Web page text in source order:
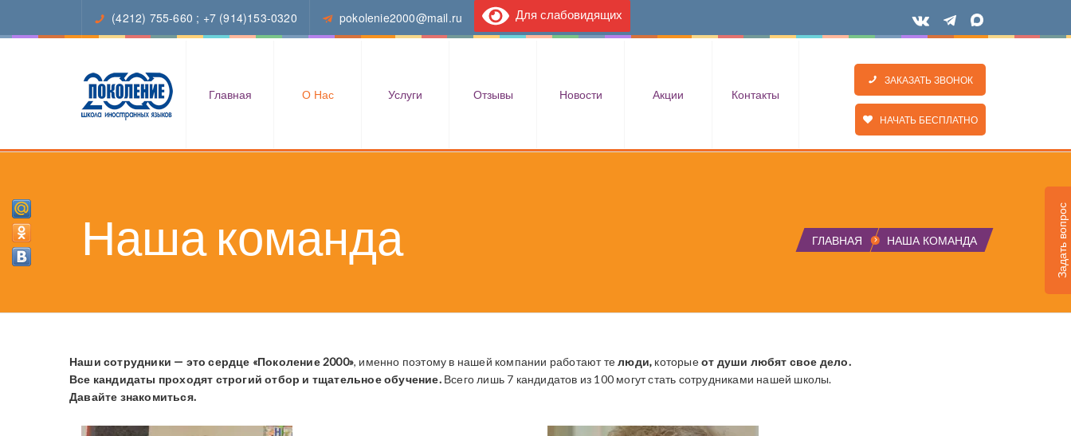
(4212) 755-660 ; +7 (914)153-0320 pokolenie2000@mail.ru Для слабовидящих
Главная О Нас Услуги Отзывы Новости Акции Контакты
ЗАКАЗАТЬ ЗВОНОК
НАЧАТЬ БЕСПЛАТНО
Наша команда ГЛАВНАЯ НАША КОМАНДА
Наши сотрудники — это сердце «Поколение 2000», именно поэтому в нашей компании работают телюди, которыеот души любят свое дело.
Все кандидаты проходят строгий отбор и тщательное обучение.Всего лишь 7 кандидатов из 100 могут стать сотрудниками нашей школы.
Давайте знакомиться.
Задать вопрос